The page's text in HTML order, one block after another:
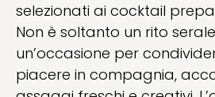
selezionati ai cocktail
Non è soltanto un rito
un’occasione per
piacere in compagnia,